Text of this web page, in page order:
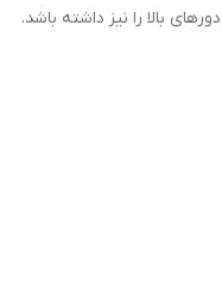
بالا را نیز داشته باشد.